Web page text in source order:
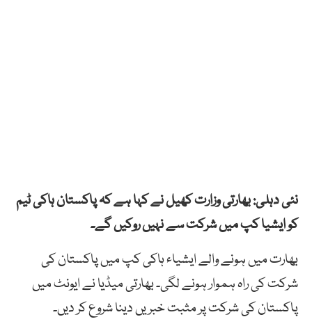
نئی دہلی: بھارتی وزارت کھیل نے کہا ہے کہ پاکستان ہاکی ٹیم
کو ایشیا کپ میں شرکت سے نہیں روکیں گے۔
بھارت میں ہونے والے ایشیاء ہاکی کپ میں پاکستان کی
شرکت کی راہ ہموار ہونے لگی۔ بھارتی میڈیا نے ایونٹ میں
پاکستان کی شرکت پر مثبت خبریں دینا شروع کر دیں۔